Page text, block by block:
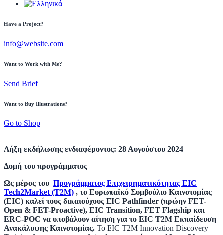
Have a Project?
info@website.com
Want to Work with Me?
Send Brief
Want to Buy Illustrations?
Go to Shop
Λήξη εκδήλωσης ενδιαφέροντος: 28 Αυγούστου 2024
Δομή του προγράμματος
Ως μέρος του Προγράμματος Επιχειρηματικότητας EIC
Tech2Market (T2M) , το Ευρωπαϊκό Συμβούλιο Καινοτομίας
(EIC) καλεί τους δικαιούχους EIC Pathfinder (πρώην FET-
Open & FET-Proactive), EIC Transition, FET Flagship και
ERC-POC να υποβάλουν αίτηση για το EIC T2M Εκπαίδευση
Ανακάλυψης Καινοτομίας. Το EIC T2M Innovation Discovery